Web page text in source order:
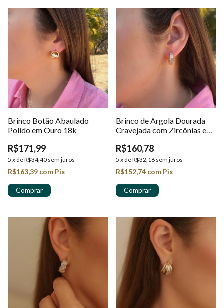
Brinco Botão Abaulado
Polido em Ouro 18k
R$171,99
5 x deR$34,40 sem juros
R$163,39 com Pix
Brinco de Argola Dourada
Cravejada com Zircônias em
R$160,78
5 x deR$32,16 sem juros
R$152,74 com Pix